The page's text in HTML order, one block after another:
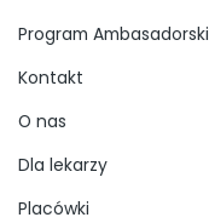
Program Ambasadorski
Kontakt
O nas
Dla lekarzy
Placówki